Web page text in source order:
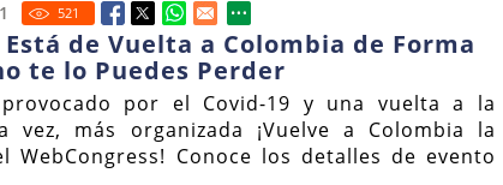
521
Está de Vuelta a Colombia de Forma
te lo Puedes Perder
por el Covid-19 y una vuelta a la
vez, más organizada ¡Vuelve a Colombia la
WebCongress! Conoce los detalles de evento